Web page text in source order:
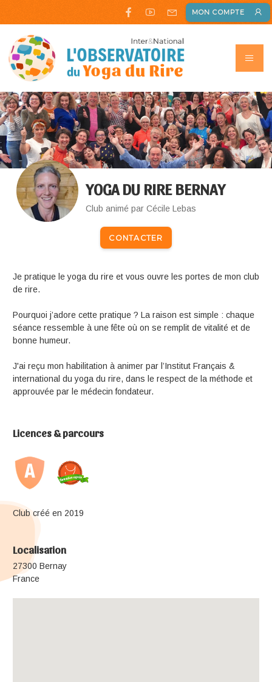
MON COMPTE
YOGA DU RIRE BERNAY
Club animé par Cécile Lebas
CONTACTER
Je pratique le yoga du rire et vous ouvre les portes de mon club
de rire.
Pourquoi j’adore cette pratique ? La raison est simple : chaque
séance ressemble à une fête où on se remplit de vitalité et de
bonne humeur.
J'ai reçu mon habilitation à animer par l’Institut Français &
international du yoga du rire, dans le respect de la méthode et
approuvée par le médecin fondateur.
Licences & parcours
Club créé en 2019
Localisation
27300 Bernay
France